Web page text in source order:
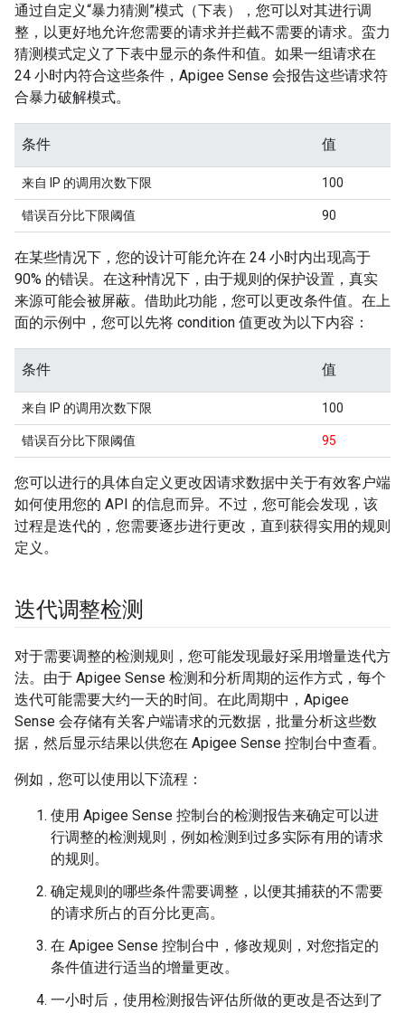
通过自定义“暴力猜测”模式（下表），您可以对其进行调
整，以更好地允许您需要的请求并拦截不需要的请求。蛮力
猜测模式定义了下表中显示的条件和值。如果一组请求在
24 小时内符合这些条件，Apigee Sense 会报告这些请求符
合暴力破解模式。
条件 值
来自 IP 的调用次数下限 100
错误百分比下限阈值 90
在某些情况下，您的设计可能允许在 24 小时内出现高于
90% 的错误。在这种情况下，由于规则的保护设置，真实
来源可能会被屏蔽。借助此功能，您可以更改条件值。在上
面的示例中，您可以先将 condition 值更改为以下内容：
条件 值
来自 IP 的调用次数下限 100
错误百分比下限阈值 95
您可以进行的具体自定义更改因请求数据中关于有效客户端
如何使用您的 API 的信息而异。不过，您可能会发现，该
过程是迭代的，您需要逐步进行更改，直到获得实用的规则
定义。
迭代调整检测
对于需要调整的检测规则，您可能发现最好采用增量迭代方
法。由于 Apigee Sense 检测和分析周期的运作方式，每个
迭代可能需要大约一天的时间。在此周期中，Apigee
Sense 会存储有关客户端请求的元数据，批量分析这些数
据，然后显示结果以供您在 Apigee Sense 控制台中查看。
例如，您可以使用以下流程：
使用 Apigee Sense 控制台的检测报告来确定可以进
行调整的检测规则，例如检测到过多实际有用的请求
的规则。
确定规则的哪些条件需要调整，以便其捕获的不需要
的请求所占的百分比更高。
在 Apigee Sense 控制台中，修改规则，对您指定的
条件值进行适当的增量更改。
一小时后，使用检测报告评估所做的更改是否达到了